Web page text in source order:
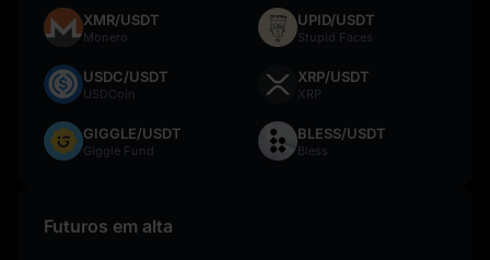
XMR/USDT
Monero
UPID/USDT
Stupid Faces
USDC/USDT
USDCoin
XRP/USDT
XRP
GIGGLE/USDT
Giggle Fund
BLESS/USDT
Bless
Futuros em alta